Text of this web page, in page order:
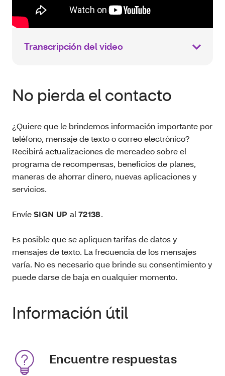
Transcripción del video
No pierda el contacto
¿Quiere que le brindemos información importante por
teléfono, mensaje de texto o correo electrónico?
Recibirá actualizaciones de mercadeo sobre el
programa de recompensas, beneficios de planes,
maneras de ahorrar dinero, nuevas aplicaciones y
servicios.
EnvíeSIGN UP al 72138.
Es posible que se apliquen tarifas de datos y
mensajes de texto. La frecuencia de los mensajes
varía. No es necesario que brinde su consentimiento y
puede darse de baja en cualquier momento.
Información útil
Encuentre respuestas